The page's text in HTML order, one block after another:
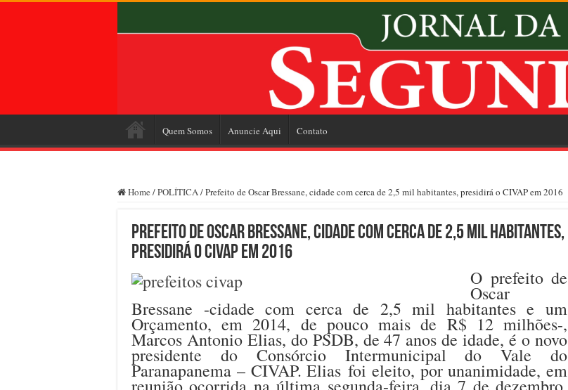
Quem Somos Anuncie Aqui Contato
Home /POLÍTICA/Prefeito de Oscar Bressane, cidade com cerca de 2,5 mil habitantes, presidirá o CIVAP em 2016
Prefeito de Oscar Bressane, cidade com cerca de 2,5 mil habitantes,
presidirá o CIVAP em 2016
O prefeito de
Oscar
Bressane -cidade com cerca de 2,5 mil habitantes e um
Orçamento, em 2014, de pouco mais de R$ 12 milhões-,
Marcos Antonio Elias, do PSDB, de 47 anos de idade, é o novo
presidente do Consórcio Intermunicipal do Vale do
Paranapanema – CIVAP. Elias foi eleito, por unanimidade, em